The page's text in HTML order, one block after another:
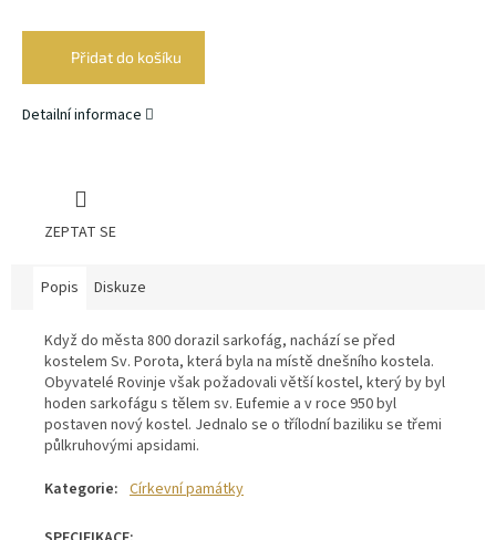
Přidat do košíku
Detailní informace
ZEPTAT SE
Popis Diskuze
Když do města 800 dorazil sarkofág, nachází se před
kostelem Sv. Porota, která byla na místě dnešního kostela.
Obyvatelé Rovinje však požadovali větší kostel, který by byl
hoden sarkofágu s tělem sv. Eufemie a v roce 950 byl
postaven nový kostel. Jednalo se o třílodní baziliku se třemi
půlkruhovými apsidami.
Kategorie: Církevní památky